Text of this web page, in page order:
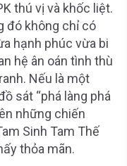
thú vị và khốc liệt.
đó không chỉ có
hạnh phúc vừa bi
hệ ân oán tình thù
Nếu là một
sát “phá làng phá
những chiến
Sinh Tam Thế
thỏa mãn.